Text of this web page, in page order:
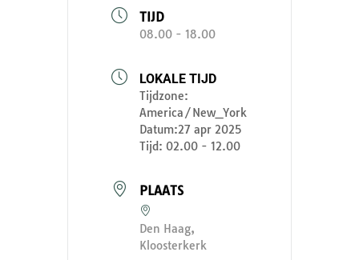
TIJD
08.00 - 18.00
LOKALE TIJD
Tijdzone:
America/New_York
Datum:27 apr 2025
Tijd: 02.00 - 12.00
PLAATS
Den Haag,
Kloosterkerk